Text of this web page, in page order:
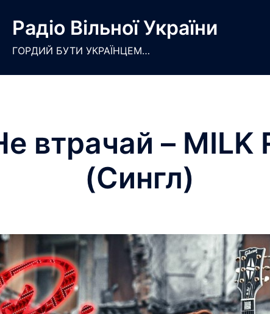
Радіо Вільної України
ГОРДИЙ БУТИ УКРАЇНЦЕМ…
втрачай – MILK
(Сингл)